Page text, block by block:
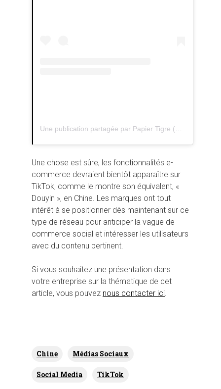
Une chose est sûre, les fonctionnalités e-
commerce devraient bientôt apparaître sur
TikTok, comme le montre son équivalent, «
Douyin », en Chine. Les marques ont tout
intérêt à se positionner dès maintenant sur ce
type de réseau pour anticiper la vague de
commerce social et intéresser les utilisateurs
avec du contenu pertinent.
Si vous souhaitez une présentation dans
votre entreprise sur la thématique de cet
article, vous pouvez nous contacter ici
Chine Médias Sociaux
Social Media TikTok